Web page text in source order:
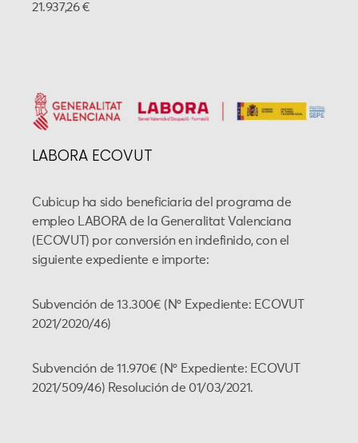
21.937,26 €
LABORA ECOVUT
Cubicup ha sido beneficiaria del programa de
empleo LABORA de la Generalitat Valenciana
(ECOVUT) por conversión en indefinido, con el
siguiente expediente e importe:
Subvención de 13.300€ (Nº Expediente: ECOVUT
2021/2020/46)
Subvención de 11.970€ (Nº Expediente: ECOVUT
2021/509/46) Resolución de 01/03/2021.